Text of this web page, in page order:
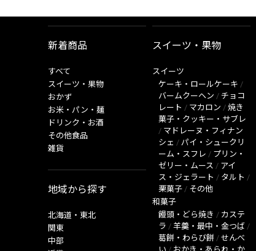
新着商品
すべて
スイーツ・果物
おかず
お米・パン・麺
ドリンク・お酒
その他食品
雑貨
地域から探す
北海道・東北
関東
中部
スイーツ・果物
スイーツ
ケーキ・ロールケーキ /
バームクーヘン / チョコ
レート / マカロン / 焼き
菓子・クッキー・サブレ
/ マドレーヌ・フィナン
シェ / パイ・シュークリ
ーム・スフレ / プリン・
ゼリー・ムース / アイ
ス・ジェラート / タルト /
栗菓子 / その他
和菓子
饅頭・どら焼き / カステ
ラ / 羊羹・最中・金つば /
葛餅・わらび餅 / せんべ